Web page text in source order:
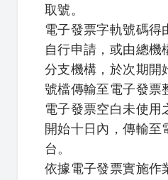
取號。
電子發票字軌號碼得
自行申請，或由總機
分支機構，於次期開
號檔傳輸至電子發票
電子發票空白未使用
開始十日內，傳輸至
台。
依據電子發票實施作